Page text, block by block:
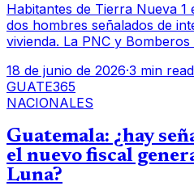
Habitantes de Tierra Nueva
dos hombres señalados de
vivienda. La PNC y
18 de junio de 2026·3 min read
GUATE365
NACIONALES
Guatemala: ¿hay
el nuevo fiscal
Luna?